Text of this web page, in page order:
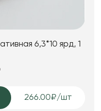
6,3*10 ярд, 1
266.00₽/шт